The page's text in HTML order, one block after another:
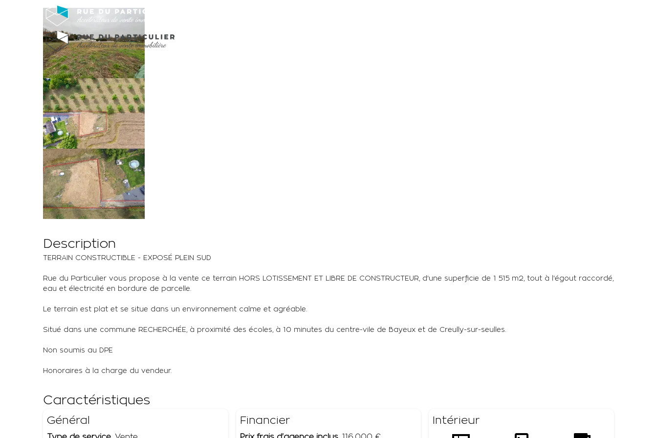
TERRAIN CONSTRUCTIBLE - EXPOSÉ PLEIN SUD
Description
TERRAIN CONSTRUCTIBLE - EXPOSÉ PLEIN SUD
Rue du Particulier vous propose à la vente ce terrain HORS LOTISSEMENT ET LIBRE DE CONSTRUCTEUR, d'une superficie de 1 515 m2, tout à l'égout raccordé,
eau et électricité en bordure de parcelle.
Le terrain est plat et se situe dans un environnement calme et agréable.
Situé dans une commune RECHERCHÉE, à proximité des écoles, à 10 minutes du centre-vile de Bayeux et de Creully-sur-seulles.
Non soumis au DPE
Honoraires à la charge du vendeur.
Caractéristiques
Général Financier Intérieur